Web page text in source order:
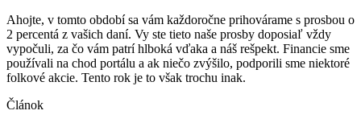
Ahojte, v tomto období sa vám každoročne prihovárame s prosbou o
2 percentá z vašich daní. Vy ste tieto naše prosby doposiaľ vždy
vypočuli, za čo vám patrí hlboká vďaka a náš rešpekt. Financie sme
používali na chod portálu a ak niečo zvýšilo, podporili sme niektoré
folkové akcie. Tento rok je to však trochu inak.
Článok